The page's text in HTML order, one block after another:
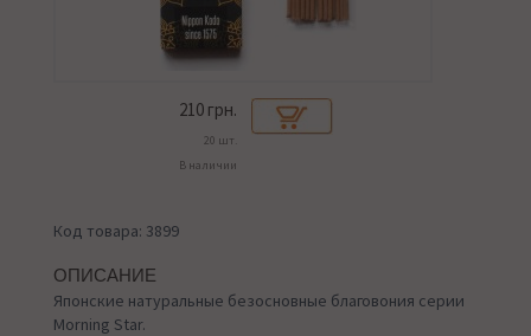
210 грн.
20 шт.
В наличии
Код товара: 3899
ОПИСАНИЕ
Японские натуральные безосновные благовония серии
Morning Star.